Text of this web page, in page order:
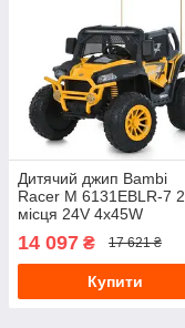
Дитячий джип Bambi
Racer M 6131EBLR-7 2
місця 24V 4x45W
14 097 ₴ 17 621 ₴
Купити